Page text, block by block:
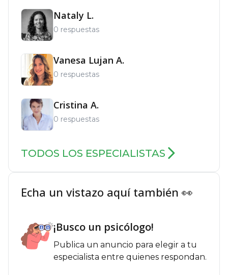
Nataly L.
0 respuestas
Vanesa Lujan A.
0 respuestas
Cristina A.
0 respuestas
TODOS LOS ESPECIALISTAS
Echa un vistazo aquí también 👀
¡Busco un psicólogo!
Publica un anuncio para elegir a tu
especialista entre quienes respondan.